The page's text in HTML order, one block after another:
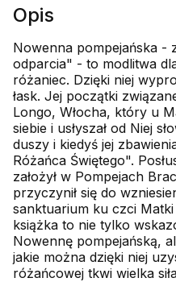
Opis
Nowenna pompejańska -
odparcia" - to modlitwa
różaniec. Dzięki niej
łask. Jej początki
Longo, Włocha, który u
siebie i usłyszał od Niej
duszy i kiedyś jej
Różańca Świętego".
założył w Pompejach
przyczynił się do
sanktuarium ku czci
książka to nie tylko
Nowennę pompejańską,
jakie można dzięki niej
różańcowej tkwi wielka